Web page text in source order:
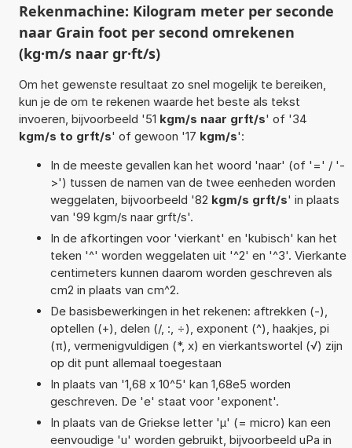
Rekenmachine: Kilogram meter per seconde
naar Grain foot per second omrekenen
(kg·m/s naar gr·ft/s)
Om het gewenste resultaat zo snel mogelijk te bereiken,
kun je de om te rekenen waarde het beste als tekst
invoeren, bijvoorbeeld '51 kgm/s naar grft/s' of '34
kgm/s to grft/s' of gewoon '17 kgm/s':
In de meeste gevallen kan het woord 'naar' (of '=' / '-
>') tussen de namen van de twee eenheden worden
weggelaten, bijvoorbeeld '82 kgm/s grft/s' in plaats
van '99 kgm/s naar grft/s'.
In de afkortingen voor 'vierkant' en 'kubisch' kan het
teken '^' worden weggelaten uit '^2' en '^3'. Vierkante
centimeters kunnen daarom worden geschreven als
cm2 in plaats van cm^2.
De basisbewerkingen in het rekenen: aftrekken (-),
optellen (+), delen (/, :, ÷), exponent (^), haakjes, pi
(π), vermenigvuldigen (*, x) en vierkantswortel (√) zijn
op dit punt allemaal toegestaan
In plaats van '1,68 x 10^5' kan 1,68e5 worden
geschreven. De 'e' staat voor 'exponent'.
In plaats van de Griekse letter 'µ' (= micro) kan een
eenvoudige 'u' worden gebruikt, bijvoorbeeld uPa in